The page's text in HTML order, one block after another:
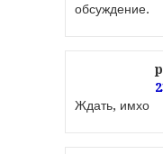
обсуждение.
Ждать, имхо